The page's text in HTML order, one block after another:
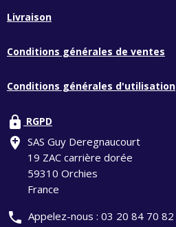
Livraison
Conditions générales de ventes
Conditions générales d'utilisation
lock RGPD
add_location SAS Guy Deregnaucourt
19 ZAC carrière dorée
59310 Orchies
France
phone Appelez-nous : 03 20 84 70 82